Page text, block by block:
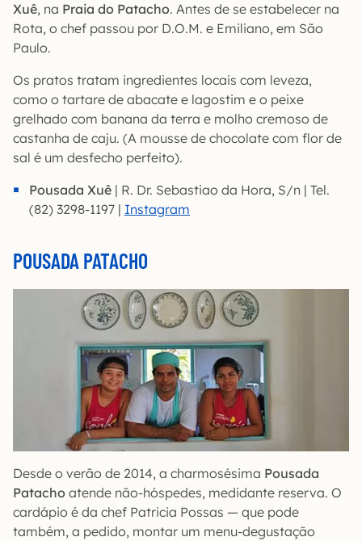
Xuê, na Praia do Patacho. Antes de se estabelecer na
Rota, o chef passou por D.O.M. e Emiliano, em São
Paulo.
Os pratos tratam ingredientes locais com leveza,
como o tartare de abacate e lagostim e o peixe
grelhado com banana da terra e molho cremoso de
castanha de caju. (A mousse de chocolate com flor de
sal é um desfecho perfeito).
Pousada Xuê | R. Dr. Sebastiao da Hora, S/n | Tel.
(82) 3298-1197 | Instagram
POUSADA PATACHO
Desde o verão de 2014, a charmosésima Pousada
Patacho atende não-hóspedes, medidante reserva. O
cardápio é da chef Patricia Possas — que pode
também, a pedido, montar um menu-degustação